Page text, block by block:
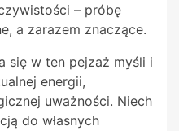
– próbę
a zarazem znaczące.
się w ten pejzaż myśli i
energii,
uważności. Niech
do własnych